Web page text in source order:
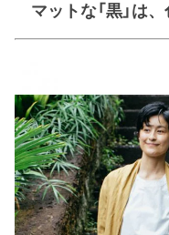
マットな「黒」は